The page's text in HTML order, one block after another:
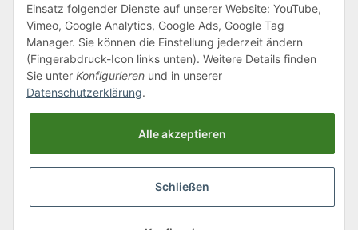
Klagenfurter Straße 29
9556 Liebenfels
Montag bis Donnerstag: 8:00 bis 16:30 Uhr
Freitag: 8:00 bis 12:00 Uhr
Tel.:0043 (0) 4262 50900
office@cncshop.at
Einsatz folgender Dienste auf unserer Website: YouTube,
Vimeo, Google Analytics, Google Ads, Google Tag
Manager. Sie können die Einstellung jederzeit ändern
(Fingerabdruck-Icon links unten). Weitere Details finden
Sie unter Konfigurieren und in unserer
Datenschutzerklärung.
Alle akzeptieren
Schließen